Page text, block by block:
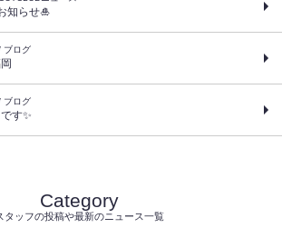
知らせ🎍
ブログ
ブログ
す✨
Category
タッフの投稿や最新のニュース一覧